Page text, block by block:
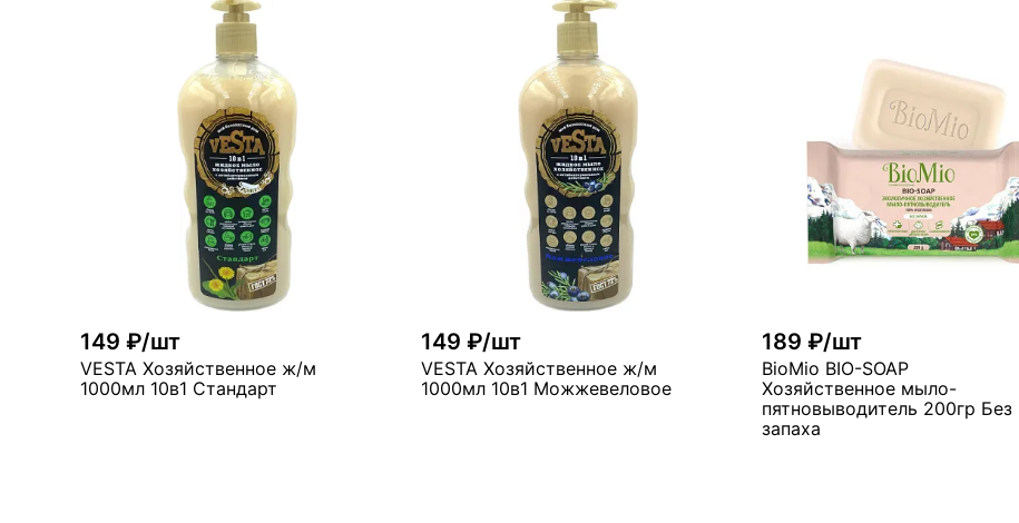
В корзину
много
В корзину
много
В
много
149 ₽/шт
VESTA Хозяйственное ж/м
1000мл 10в1 Стандарт
149 ₽/шт
VESTA Хозяйственное ж/м
1000мл 10в1 Можжевеловое
189 ₽/шт
BioMio BIO-SOAP
Хозяйственное мыло-
пятновыводитель 200гр Без
запаха